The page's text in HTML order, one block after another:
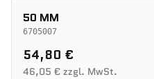
50 MM
6705007
54,80 €
46,05 € zzgl. MwSt.